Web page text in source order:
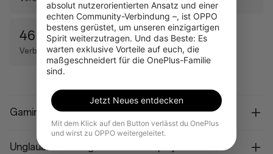
46 %
Verbesserte KI-Leistung
Gaming bei 120 fps im Dauerbetrieb bei MLBB.
Unglaublich flüssiges 165-Hz-Display.
absolut nutzerorientierten Ansatz und einer
echten Community-Verbindung –, ist OPPO
bestens gerüstet, um unseren einzigartigen
Spirit weiterzutragen. Und das Beste: Es
warten exklusive Vorteile auf euch, die
maßgeschneidert für die OnePlus-Familie
sind.
Jetzt Neues entdecken
Mit dem Klick auf den Button verlässt du OnePlus
und wirst zu OPPO weitergeleitet.